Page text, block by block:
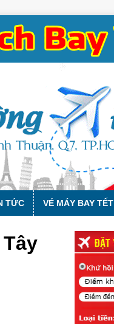
TỨC VÉ MÁY BAY TẾT